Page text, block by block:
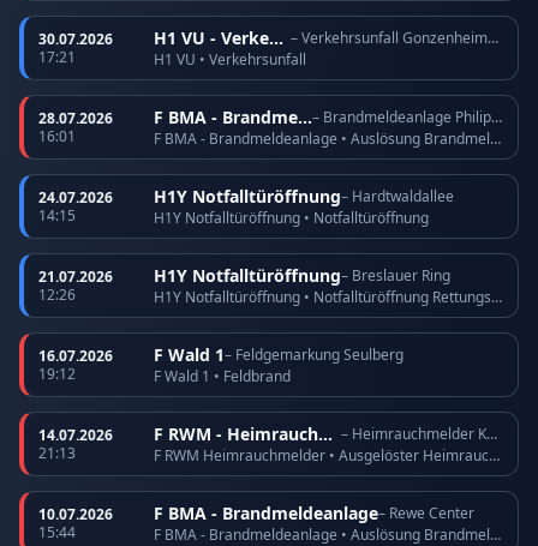
30.07.2026
17:21
H1 VU - Verkehrsunfall
– Verkehrsunfall Gonzenheimer Landstraße
H1 VU • Verkehrsunfall
28.07.2026
16:01
F BMA - Brandmeldeanlage
– Brandmeldeanlage Philipp-Reis-Schule
F BMA - Brandmeldeanlage • Auslösung Brandmeldeanlage
24.07.2026
14:15
H1Y Notfalltüröffnung– Hardtwaldallee
H1Y Notfalltüröffnung • Notfalltüröffnung
21.07.2026
12:26
H1Y Notfalltüröffnung– Breslauer Ring
H1Y Notfalltüröffnung • Notfalltüröffnung Rettungsdienst
16.07.2026
19:12
F Wald 1– Feldgemarkung Seulberg
F Wald 1 • Feldbrand
14.07.2026
21:13
F RWM - Heimrauchmelder
– Heimrauchmelder Köppern
F RWM Heimrauchmelder • Ausgelöster Heimrauchmelder
10.07.2026
15:44
F BMA - Brandmeldeanlage– Rewe Center
F BMA - Brandmeldeanlage • Auslösung Brandmeldeanlage